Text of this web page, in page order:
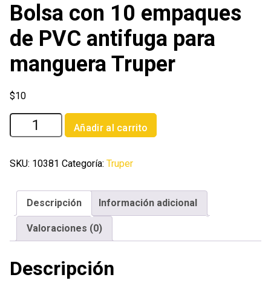
Bolsa con 10 empaques
de PVC antifuga para
manguera Truper
$10
Bolsa
con
empaques
PVC
antifuga
para
manguera
cantidad
Añadir al carrito
SKU: 10381 Categoría: Truper
Descripción Información adicional
Valoraciones (0)
Descripción